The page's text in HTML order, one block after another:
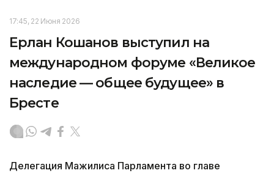
17:45, 22 Июня 2026
Ерлан Кошанов выступил на
международном форуме «Великое
наследие — общее будущее» в
Бресте
Делегация Мажилиса Парламента во главе